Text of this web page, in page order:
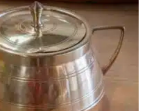
AJOUTER AU PANIER